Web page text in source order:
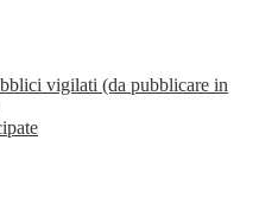
vigilati (da pubblicare in